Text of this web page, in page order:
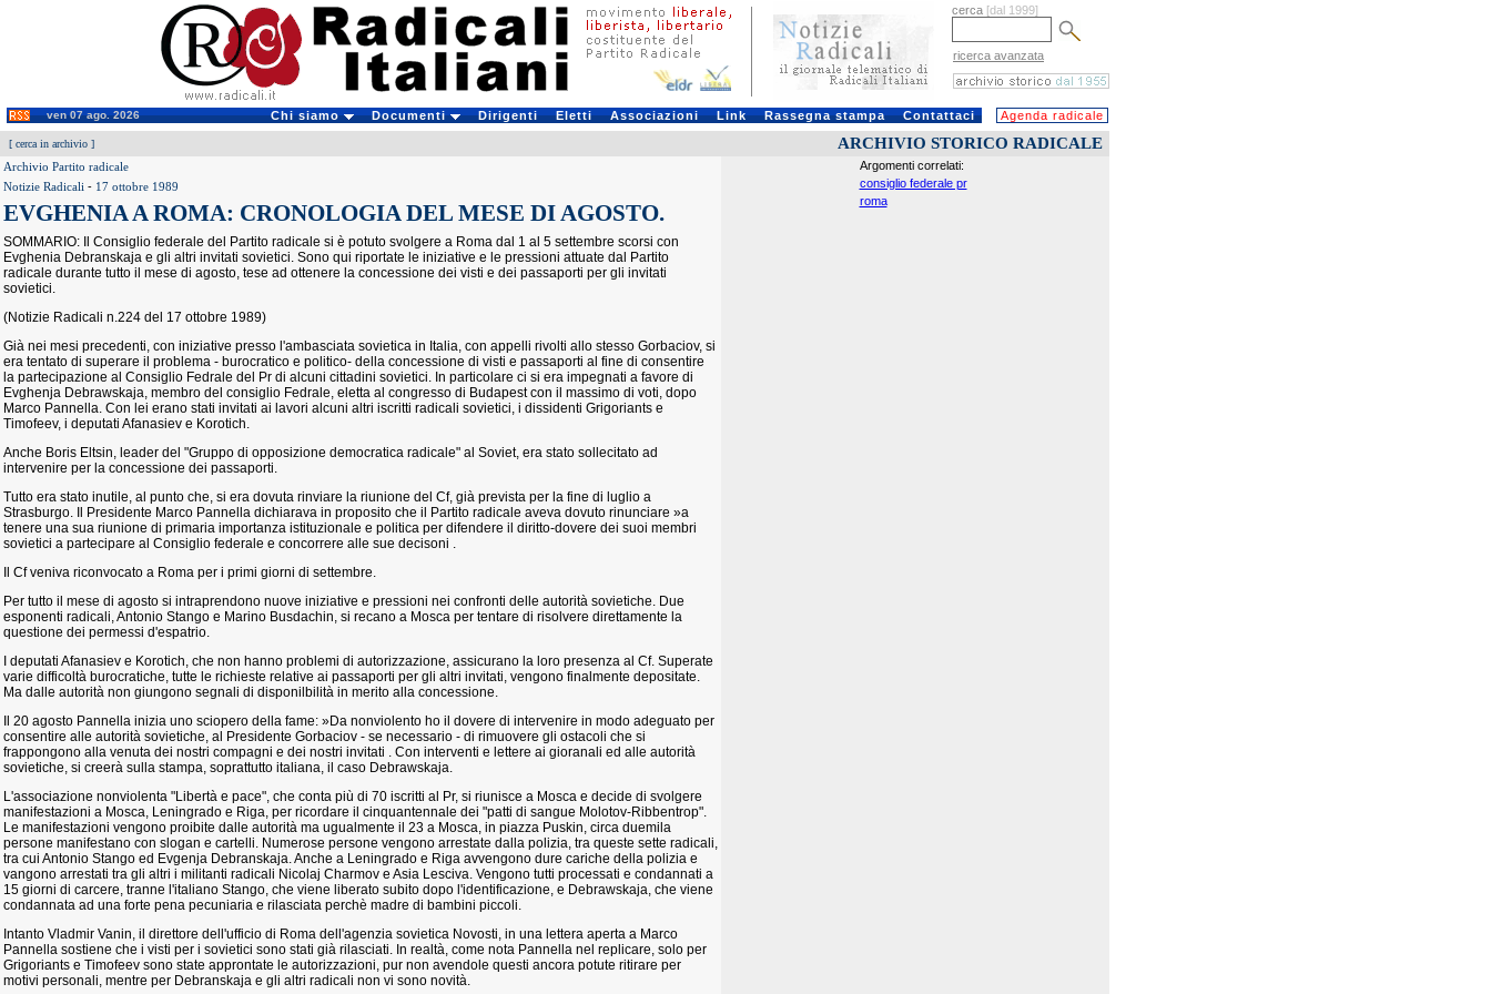
cerca [dal 1999]
ricerca avanzata
ven 07 ago. 2026 Chi siamo Documenti Dirigenti Eletti Associazioni Link Rassegna stampa Contattaci Agenda radicale
[ cerca in archivio ] ARCHIVIO STORICO RADICALE
Archivio Partito radicale
Notizie Radicali - 17 ottobre 1989
EVGHENIA A ROMA: CRONOLOGIA DEL MESE DI AGOSTO.
SOMMARIO: Il Consiglio federale del Partito radicale si è potuto svolgere a Roma dal 1 al 5 settembre scorsi con
Evghenia Debranskaja e gli altri invitati sovietici. Sono qui riportate le iniziative e le pressioni attuate dal Partito
radicale durante tutto il mese di agosto, tese ad ottenere la concessione dei visti e dei passaporti per gli invitati
sovietici.
(Notizie Radicali n.224 del 17 ottobre 1989)
Già nei mesi precedenti, con iniziative presso l'ambasciata sovietica in Italia, con appelli rivolti allo stesso Gorbaciov, si
era tentato di superare il problema - burocratico e politico- della concessione di visti e passaporti al fine di consentire
la partecipazione al Consiglio Fedrale del Pr di alcuni cittadini sovietici. In particolare ci si era impegnati a favore di
Evghenja Debrawskaja, membro del consiglio Fedrale, eletta al congresso di Budapest con il massimo di voti, dopo
Marco Pannella. Con lei erano stati invitati ai lavori alcuni altri iscritti radicali sovietici, i dissidenti Grigoriants e
Timofeev, i deputati Afanasiev e Korotich.
Anche Boris Eltsin, leader del "Gruppo di opposizione democratica radicale" al Soviet, era stato sollecitato ad
intervenire per la concessione dei passaporti.
Tutto era stato inutile, al punto che, si era dovuta rinviare la riunione del Cf, già prevista per la fine di luglio a
Strasburgo. Il Presidente Marco Pannella dichiarava in proposito che il Partito radicale aveva dovuto rinunciare »a
tenere una sua riunione di primaria importanza istituzionale e politica per difendere il diritto-dovere dei suoi membri
sovietici a partecipare al Consiglio federale e concorrere alle sue decisoni .
Il Cf veniva riconvocato a Roma per i primi giorni di settembre.
Per tutto il mese di agosto si intraprendono nuove iniziative e pressioni nei confronti delle autorità sovietiche. Due
esponenti radicali, Antonio Stango e Marino Busdachin, si recano a Mosca per tentare di risolvere direttamente la
questione dei permessi d'espatrio.
I deputati Afanasiev e Korotich, che non hanno problemi di autorizzazione, assicurano la loro presenza al Cf. Superate
varie difficoltà burocratiche, tutte le richieste relative ai passaporti per gli altri invitati, vengono finalmente depositate.
Ma dalle autorità non giungono segnali di disponilbilità in merito alla concessione.
Il 20 agosto Pannella inizia uno sciopero della fame: »Da nonviolento ho il dovere di intervenire in modo adeguato per
consentire alle autorità sovietiche, al Presidente Gorbaciov - se necessario - di rimuovere gli ostacoli che si
frappongono alla venuta dei nostri compagni e dei nostri invitati . Con interventi e lettere ai gioranali ed alle autorità
sovietiche, si creerà sulla stampa, soprattutto italiana, il caso Debrawskaja.
L'associazione nonviolenta "Libertà e pace", che conta più di 70 iscritti al Pr, si riunisce a Mosca e decide di svolgere
manifestazioni a Mosca, Leningrado e Riga, per ricordare il cinquantennale dei "patti di sangue Molotov-Ribbentrop".
Le manifestazioni vengono proibite dalle autorità ma ugualmente il 23 a Mosca, in piazza Puskin, circa duemila
persone manifestano con slogan e cartelli. Numerose persone vengono arrestate dalla polizia, tra queste sette radicali,
tra cui Antonio Stango ed Evgenja Debranskaja. Anche a Leningrado e Riga avvengono dure cariche della polizia e
vangono arrestati tra gli altri i militanti radicali Nicolaj Charmov e Asia Lesciva. Vengono tutti processati e condannati a
15 giorni di carcere, tranne l'italiano Stango, che viene liberato subito dopo l'identificazione, e Debrawskaja, che viene
condannata ad una forte pena pecuniaria e rilasciata perchè madre di bambini piccoli.
Intanto Vladmir Vanin, il direttore dell'ufficio di Roma dell'agenzia sovietica Novosti, in una lettera aperta a Marco
Pannella sostiene che i visti per i sovietici sono stati già rilasciati. In realtà, come nota Pannella nel replicare, solo per
Grigoriants e Timofeev sono state approntate le autorizzazioni, pur non avendole questi ancora potute ritirare per
motivi personali, mentre per Debranskaja e gli altri radicali non vi sono novità.
Argomenti correlati:
consiglio federale pr
roma